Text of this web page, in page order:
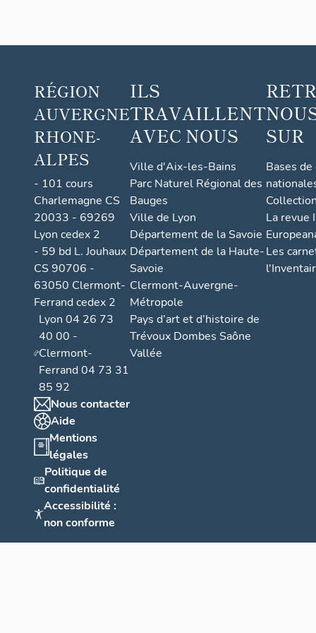
d'habi
tation
RÉGION
AUVERGNE
RHONE-
ALPES
- 101 cours
Charlemagne CS
20033 - 69269
Lyon cedex 2
- 59 bd L. Jouhaux
CS 90706 -
63050 Clermont-
Ferrand cedex 2
Lyon 04 26 73
40 00 -
Clermont-
Ferrand 04 73 31
85 92
Nous contacter
Aide
Mentions
légales
Politique de
confidentialité
Accessibilité :
non conforme
ILS
TRAVAILLENT
AVEC NOUS
Ville d'Aix-les-Bains
Parc Naturel Régional des
Bauges
Ville de Lyon
Département de la Savoie
Département de la Haute-
Savoie
Clermont-Auvergne-
Métropole
Pays d’art et d’histoire de
Trévoux Dombes Saône
Vallée
SUR
Bases
La revue
Les